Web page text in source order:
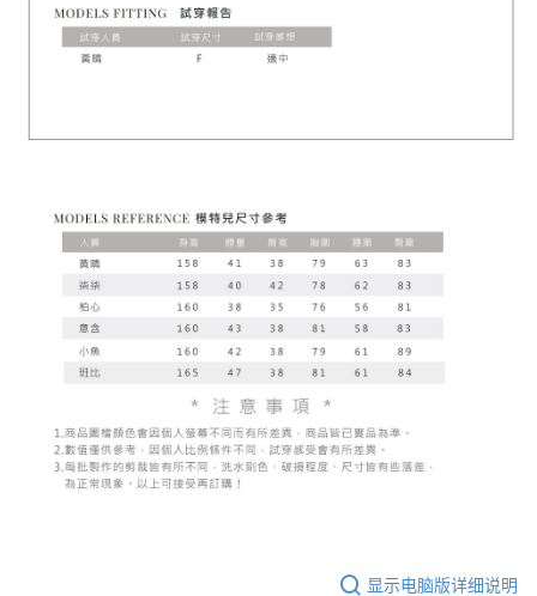
显示电脑版详细说明